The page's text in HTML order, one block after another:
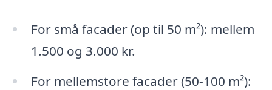
For små facader (op til 50 m²): mellem
1.500 og 3.000 kr.
For mellemstore facader (50-100 m²):